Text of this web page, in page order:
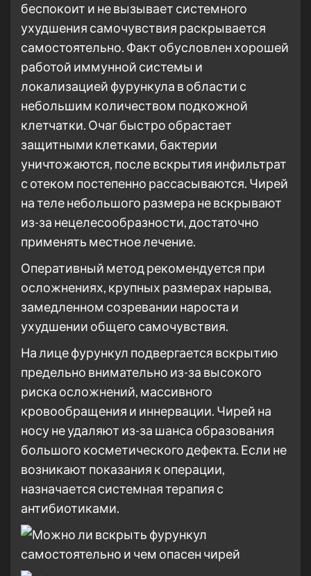
беспокоит и не вызывает системного
ухудшения самочувствия раскрывается
самостоятельно. Факт обусловлен хорошей
работой иммунной системы и
локализацией фурункула в области с
небольшим количеством подкожной
клетчатки. Очаг быстро обрастает
защитными клетками, бактерии
уничтожаются, после вскрытия инфильтрат
с отеком постепенно рассасываются. Чирей
на теле небольшого размера не вскрывают
из-за нецелесообразности, достаточно
применять местное лечение.
Оперативный метод рекомендуется при
осложнениях, крупных размерах нарыва,
замедленном созревании нароста и
ухудшении общего самочувствия.
На лице фурункул подвергается вскрытию
предельно внимательно из-за высокого
риска осложнений, массивного
кровообращения и иннервации. Чирей на
носу не удаляют из-за шанса образования
большого косметического дефекта. Если не
возникают показания к операции,
назначается системная терапия с
антибиотиками.